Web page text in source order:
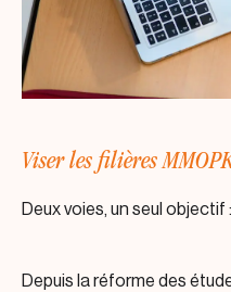
Viser les filières
Deux voies, un seul objectif
Depuis la réforme des